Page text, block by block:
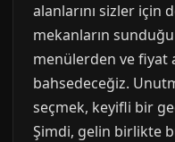
alanlarını sizler için
mekanların
menülerden ve fiyat
bahsedeceğiz.
seçmek, keyifli bir
Şimdi, gelin birlikte